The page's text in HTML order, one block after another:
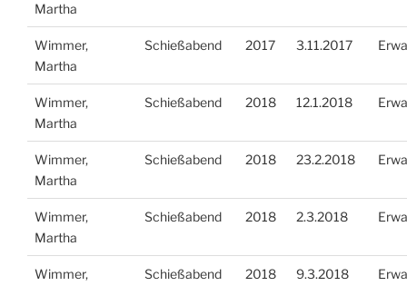
Martha
Wimmer,
Martha
Schießabend 2017 3.11.2017
Wimmer,
Martha
Schießabend 2018 12.1.2018
Wimmer,
Martha
Schießabend 2018 23.2.2018
Wimmer,
Martha
Schießabend 2018 2.3.2018
Wimmer,
Schießabend 2018 9.3.2018